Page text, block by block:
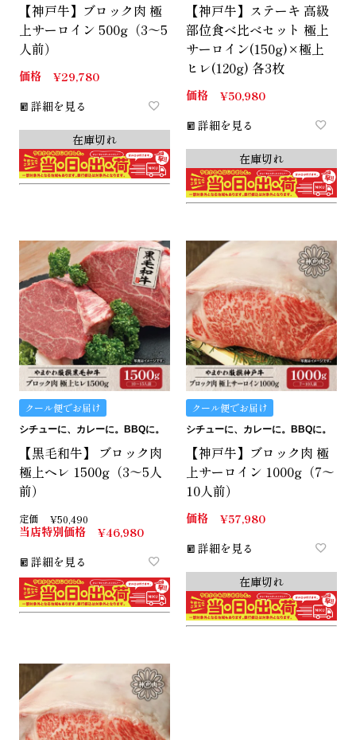
【神戸牛】ブロック肉 極
上サーロイン 500g（3～5
人前）
価格 ¥29,780
詳細を見る
在庫切れ
【神戸牛】ステーキ 高級
部位食べ比べセット 極上
サーロイン(150g)×極上
ヒレ(120g) 各3枚
価格 ¥50,980
詳細を見る
在庫切れ
クール便でお届け
シチューに、カレーに。BBQに。
【黒毛和牛】 ブロック肉
極上ヘレ 1500g（3～5人
前）
定価 ¥50,490
当店特別価格 ¥46,980
詳細を見る
クール便でお届け
シチューに、カレーに。BBQに。
【神戸牛】ブロック肉 極
上サーロイン 1000g（7～
10人前）
価格 ¥57,980
詳細を見る
在庫切れ